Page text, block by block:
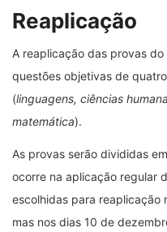
Reaplicação
A reaplicação das provas
questões objetivas de
(linguagens, ciências
matemática).
As provas serão divididas
ocorre na aplicação regular
escolhidas para reaplicação
mas nos dias 10 de